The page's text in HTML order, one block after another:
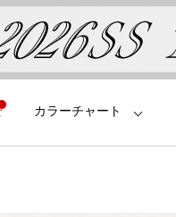
カラーチャート